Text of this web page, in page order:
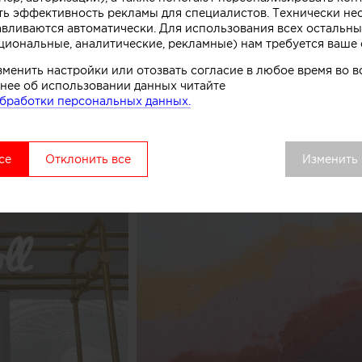
точки выделяется среди других объектов
сосредоточить внимание покупателей как на
процессе, в основе которого перемешивание слоев
рассказывают авторы этого небольшого
эффективность рекламы для специалистов. Технически
автоматически. Для использования всех
аналитические, рекламные) нам требуется ваше
настройки или отозвать согласие в любое время во
об использовании данных читайте
персональных данных.
Отклонить все Изменить